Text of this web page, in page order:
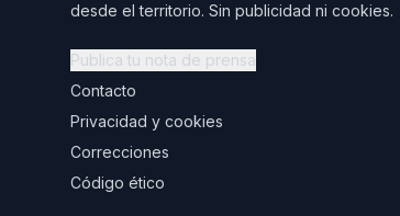
desde el territorio. Sin publicidad ni cookies.
Publica tu nota de prensa
Contacto
Privacidad y cookies
Correcciones
Código ético